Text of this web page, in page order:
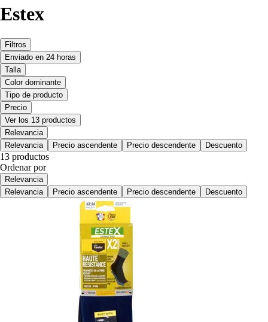
Estex
Filtros
Enviado en 24 horas
Talla
Color dominante
Tipo de producto
Precio
Ver los 13 productos
Relevancia
Relevancia
Precio ascendente Precio descendente Descuento
13 productos
Ordenar por
Relevancia
Relevancia
Precio ascendente Precio descendente Descuento